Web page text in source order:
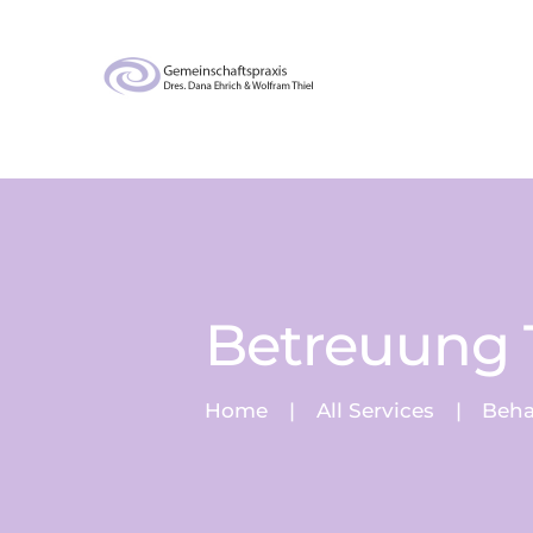
Betreuung
Home All Services